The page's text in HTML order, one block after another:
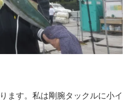
ます。私は剛腕タックルに小イ